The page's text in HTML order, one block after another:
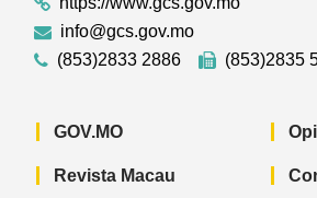
info@gcs.gov.mo
(853)2833 2886
(853)2835
GOV.MO
Revista Macau